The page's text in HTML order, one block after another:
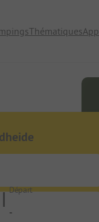
ThématiquesApp
Départ
-